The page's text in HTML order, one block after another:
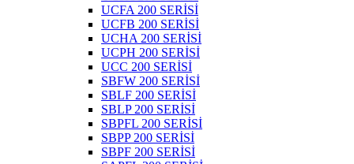
UCFA 200 SERİSİ
UCFB 200 SERİSİ
UCHA 200 SERİSİ
UCPH 200 SERİSİ
UCC 200 SERİSİ
SBFW 200 SERİSİ
SBLF 200 SERİSİ
SBLP 200 SERİSİ
SBPFL 200 SERİSİ
SBPP 200 SERİSİ
SBPF 200 SERİSİ